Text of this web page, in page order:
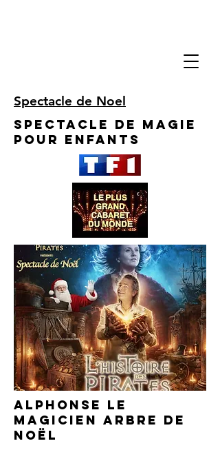
Spectacle de Noel
Spectacle de Magie
pour enfants
Alphonse le
magicien arbre de
noël